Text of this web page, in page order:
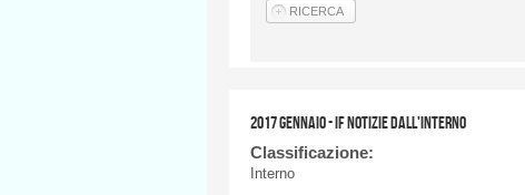
2017 GENNAIO - IF NOTIZIE DALL'INTERNO
Classificazione:
Interno